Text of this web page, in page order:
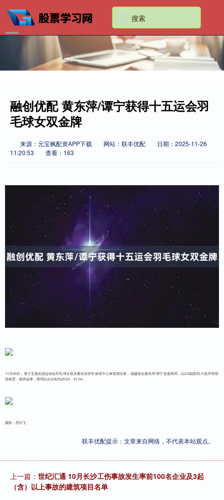
融创优配 黄东萍/谭宁获得十五运会羽
毛球女双金牌
来源：元宝枫配资APP下载 网站：联丰优配
日期：2025-11-26
11:20:53
查看：163
11月20日，第十五届全国运动会羽毛球女双决赛在深圳市体育中心体育馆结束，福建组合黄东萍/谭宁直落两局，以2∶0战胜四川选手郑雨/
张殊贤，获得金牌，两局比分分别为25∶23、21∶16。
摄影：厉衍飞
联丰优配提示：文章来自网络，不代表本站观点。
上一篇： 世纪汇通 10月长沙工伤事故发生率前100名企业及3起
（含）以上事故的建筑项目名单